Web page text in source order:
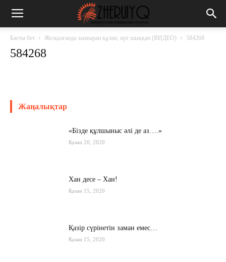
Басты бет Жезқазғанда зымыран құлап, өрт шыққан (ВИДЕО) 584268
584268
Жаңалықтар
«Бізде құлшыныс әлі де аз….»
Қазан 20, 2020
Хан десе – Хан!
Қазан 15, 2020
Қазір сүрінетін заман емес…
Қазан 15, 2020